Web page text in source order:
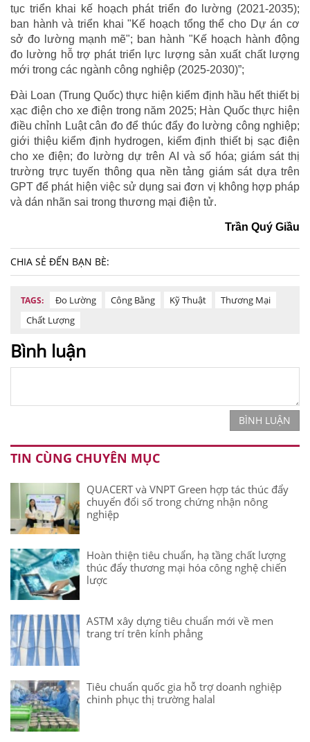
tục triển khai kế hoạch phát triển đo lường (2021-2035);
ban hành và triển khai "Kế hoạch tổng thể cho Dự án cơ
sở đo lường mạnh mẽ"; ban hành "Kế hoạch hành động
đo lường hỗ trợ phát triển lực lượng sản xuất chất lượng
mới trong các ngành công nghiệp (2025-2030)”;
Đài Loan (Trung Quốc) thực hiện kiểm định hầu hết thiết bị
xạc điện cho xe điện trong năm 2025; Hàn Quốc thực hiện
điều chỉnh Luật cân đo để thúc đẩy đo lường công nghiệp;
giới thiệu kiểm định hydrogen, kiểm định thiết bị sạc điện
cho xe điện; đo lường dự trên AI và số hóa; giám sát thị
trường trực tuyến thông qua nền tảng giám sát dựa trên
GPT để phát hiện việc sử dụng sai đơn vị không hợp pháp
và dán nhãn sai trong thương mại điện tử.
Trần Quý Giầu
CHIA SẺ ĐẾN BẠN BÈ:
TAGS: Đo Lường Công Bằng Kỹ Thuật
Thương Mại
Chất Lượng
Bình luận
BÌNH LUẬN
TIN CÙNG CHUYÊN MỤC
QUACERT và VNPT Green hợp tác thúc đẩy
chuyển đổi số trong chứng nhận nông
nghiệp
Hoàn thiện tiêu chuẩn, hạ tầng chất lượng
thúc đẩy thương mại hóa công nghệ chiến
lược
ASTM xây dựng tiêu chuẩn mới về men
trang trí trên kính phẳng
Tiêu chuẩn quốc gia hỗ trợ doanh nghiệp
chinh phục thị trường halal